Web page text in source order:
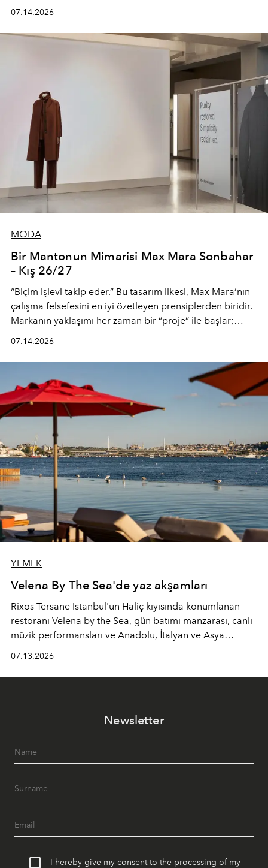
07.14.2026
MODA
Bir Mantonun Mimarisi Max Mara Sonbahar
– Kış 26/27
“Biçim işlevi takip eder.” Bu tasarım ilkesi, Max Mara’nın
çalışma felsefesini en iyi özetleyen prensiplerden biridir.
Markanın yaklaşımı her zaman bir “proje” ile başlar;
(savoir-faire) buluşan parçalara dönüştürmek.
07.14.2026
YEMEK
Velena By The Sea'de yaz akşamları
Rixos Tersane Istanbul'un Haliç kıyısında konumlanan
restoranı Velena by the Sea, gün batımı manzarası, canlı
müzik performansları ve Anadolu, İtalyan ve Asya
devam ediyor.
07.13.2026
Newsletter
I hereby give my consent to the processing of my